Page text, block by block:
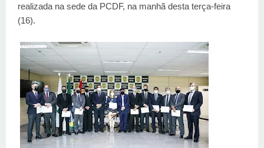
realizada na sede da PCDF, na manhã desta terça-feira
(16).